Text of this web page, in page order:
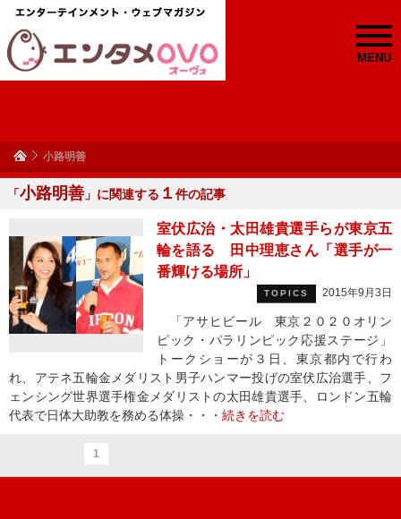
MENU
小路明善
「小路明善 」に関連する １ 件の記事
室伏広治・太田雄貴選手らが東京五
輪を語る 田中理恵さん「選手が一
番輝ける場所」
TOPICS 2015年9月3日
「アサヒビール 東京２０２０オリン
ピック・パラリンピック応援ステージ」
トークショーが３日、東京都内で行わ
れ、アテネ五輪金メダリスト男子ハンマー投げの室伏広治選手、フ
ェンシング世界選手権金メダリストの太田雄貴選手、ロンドン五輪
代表で日体大助教を務める体操・・・ 続きを読む
1